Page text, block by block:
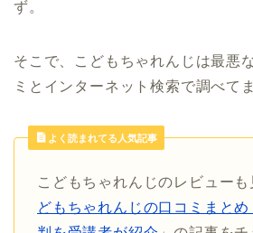
ず。
そこで、こどもちゃれんじは最悪
ミとインターネット検索で調べて
よく読まれてる人気記事
こどもちゃれんじのレビューも
どもちゃれんじの口コミまと